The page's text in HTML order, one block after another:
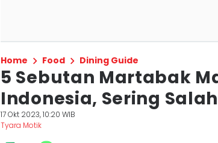
Home Food Dining Guide
5 Sebutan Martabak
Indonesia, Sering
17 Okt 2023, 10:20 WIB
Tyara Motik